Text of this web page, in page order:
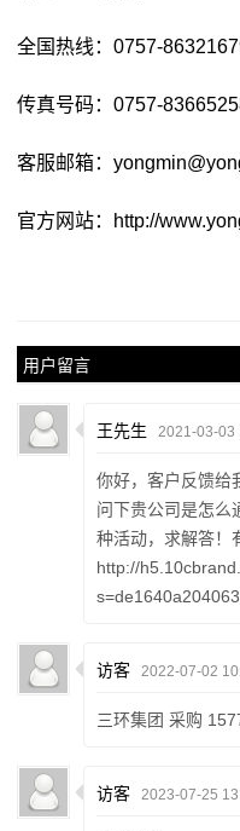
全国热线：0757-
传真号码：0757-
客服邮箱：
官方网站： http://
用户留言
王先生 2021-03-03
你好，客户反馈给
问下贵公司是怎么
种活动，求解答！
http://
访客 2022-07-02
三环集团 采购
访客 2023-07-25